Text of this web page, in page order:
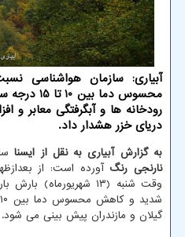
آبیاری: سازمان هواشناسی
محسوس دما
دریای خزر هشدار داد.
به گزارش آبیاری به نقل از ایسنا
نارنجی رنگ
وقت شنبه (۱۳
گیلان و مازندران پیش بینی می شود.